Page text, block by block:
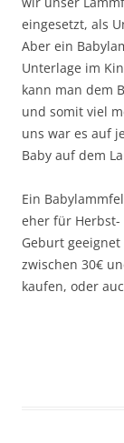
eingesetzt, als
Aber ein
Unterlage im
kann man dem
und somit viel
uns war es auf
Baby auf dem
Ein
eher für Herbst-
Geburt
zwischen 30€
kaufen, oder